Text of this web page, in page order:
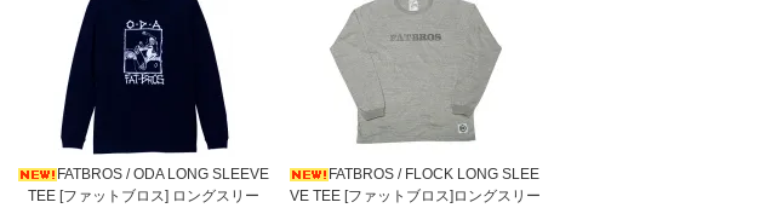
FATBROS / ODA LONG SLEEVE
TEE [ファットブロス] ロングスリー
FATBROS / FLOCK LONG SLEE
VE TEE [ファットブロス]ロングスリー